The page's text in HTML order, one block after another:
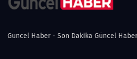
Guncel Haber - Son Dakika Güncel